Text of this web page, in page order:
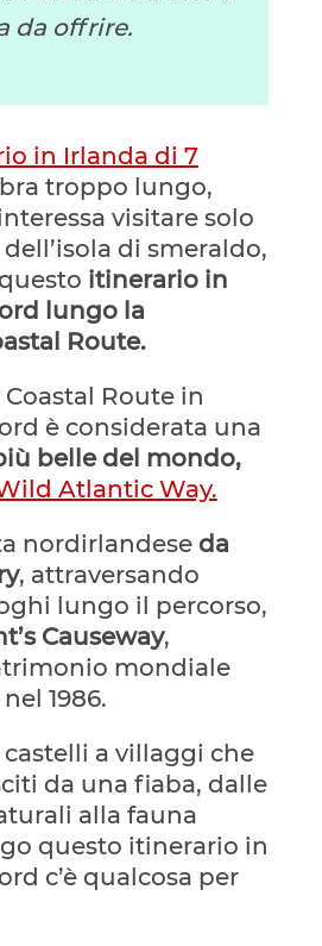
da offrire.
in Irlanda di 7
troppo lungo,
visitare solo
di smeraldo,
itinerario in
lungo la
Route.
Coastal Route in
è considerata una
belle del mondo,
Atlantic Way.
nordirlandeseda
, attraversando
lungo il percorso,
Causeway,
mondiale
1986.
a villaggi che
da una fiaba, dalle
alla fauna
questo itinerario in
c’è qualcosa per